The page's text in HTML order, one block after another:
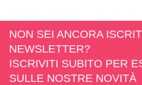
NON SEI ANCORA
NEWSLETTER?
ISCRIVITI SUBITO PER
SULLE NOSTRE NOVITÀ